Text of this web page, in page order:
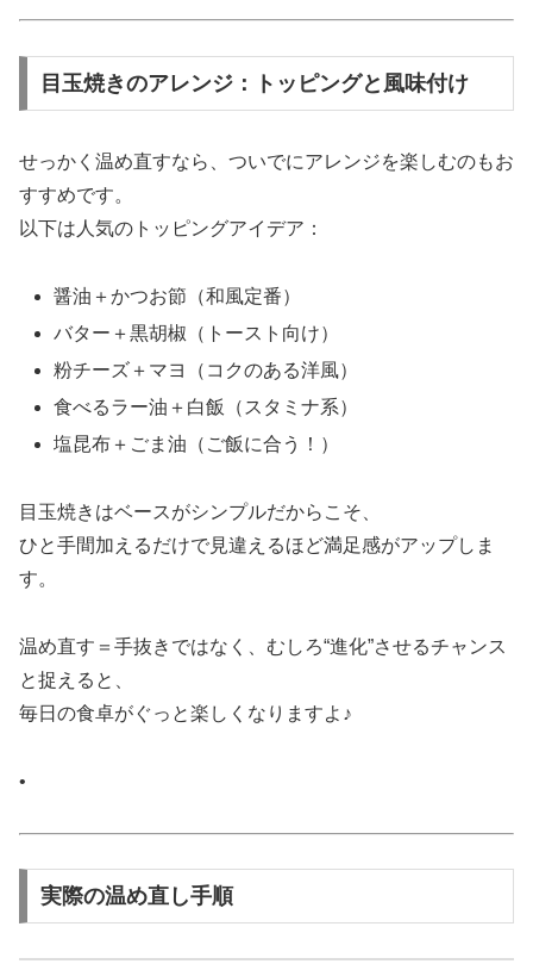
目玉焼きのアレンジ：トッピングと風味付け
せっかく温め直すなら、ついでにアレンジを楽しむのもお
すすめです。
以下は人気のトッピングアイデア：
醤油＋かつお節（和風定番）
バター＋黒胡椒（トースト向け）
粉チーズ＋マヨ（コクのある洋風）
食べるラー油＋白飯（スタミナ系）
塩昆布＋ごま油（ご飯に合う！）
目玉焼きはベースがシンプルだからこそ、
ひと手間加えるだけで見違えるほど満足感がアップしま
す。
温め直す＝手抜きではなく、むしろ“進化”させるチャンス
と捉えると、
毎日の食卓がぐっと楽しくなりますよ♪
•
実際の温め直し手順